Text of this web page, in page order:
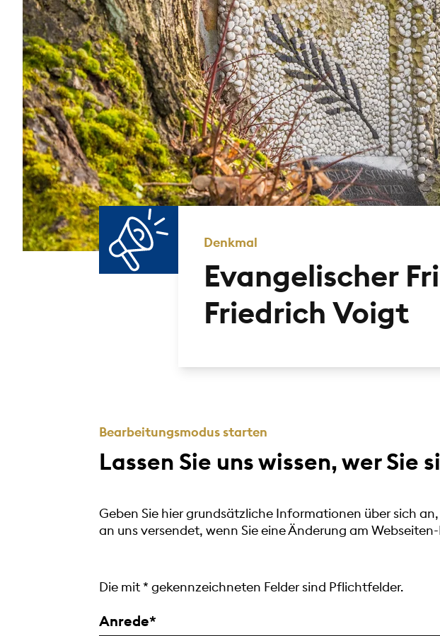
Denkmal
Evangelischer
Friedrich Voigt
Bearbeitungsmodus starten
Lassen Sie uns wissen, wer Sie
Geben Sie hier grundsätzliche Informationen über sich
an uns versendet, wenn Sie eine Änderung am
Die mit* gekennzeichneten Felder sind Pflichtfelder.
Anrede